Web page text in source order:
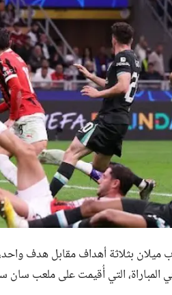
ميلان بثلاثة أهداف مقابل هدف
المباراة، التي أُقيمت على ملعب سان